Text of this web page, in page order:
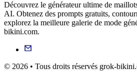
Découvrez le générateur ultime de
AI. Obtenez des prompts gratuits,
explorez la meilleure galerie de mode
bikini.com.
© 2026 • Tous droits réservés grok-